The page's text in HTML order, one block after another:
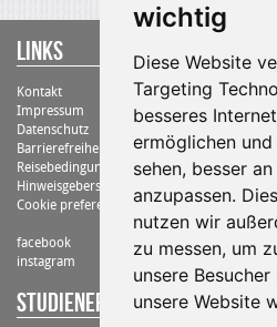
wichtig
Diese Website
Targeting
besseres
ermöglichen
sehen, besser
anzupassen.
nutzen wir
zu messen, um
unsere
unsere Website
Links
Kontakt
Impressum
Datenschutz
Barrierefreiheit
Reisebedingungen
Hinweisgebersystem
Cookie preferences
facebook
instagram
STUDIENErlebnisreisen